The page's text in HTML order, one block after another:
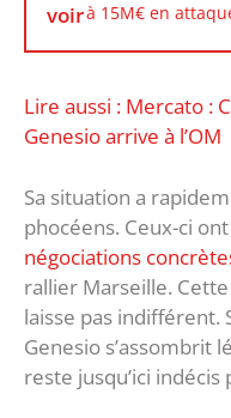
voirà 15M€ en
Lire aussi : Mercato :
Genesio arrive à l’OM
Sa situation a
phocéens. Ceux-ci
négociations
rallier Marseille.
laisse pas indifférent.
Genesio s’assombrit
reste jusqu’ici